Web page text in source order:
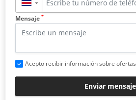
▼
Mensaje *
Acepto recibir información sobre
Enviar mensaje